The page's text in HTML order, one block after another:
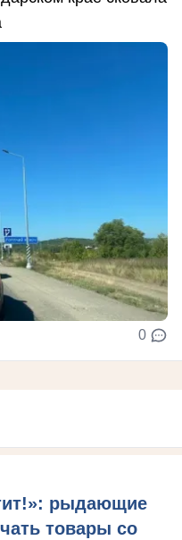
0
рыдающие
товары со